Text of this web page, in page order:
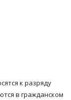
к разряду
в гражданском